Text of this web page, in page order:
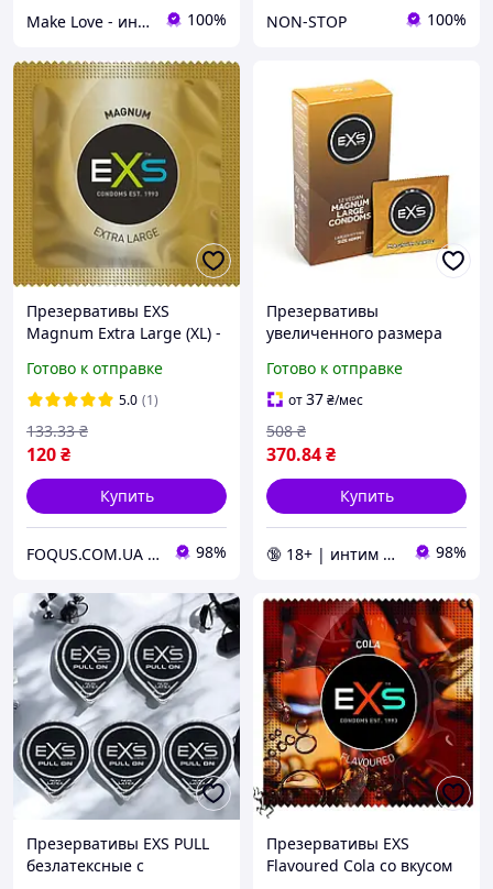
Make Love - интим бутик 100% NON-STOP 100%
Презервативы EXS
Magnum Extra Large (XL) -
Готово к отправке
5.0 (1)
120₴
133.33 ₴
Купить
FOQUS.COM.UA ● Интернет магазин Фокус 98%
Презервативы
увеличенного размера
Готово к отправке
от37₴/мес
370.84₴
508 ₴
Купить
🔞 18+ | интим интернет-магазин 🍓 98%
Презервативы EXS PULL
безлатексные с
Презервативы EXS
Flavoured Cola со вкусом